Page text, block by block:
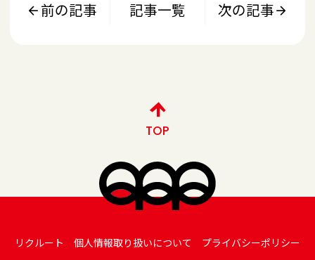
前の記事 記事一覧 次の記事
TOP
リクルート 個人情報取り扱いについて プライバシーポリシー